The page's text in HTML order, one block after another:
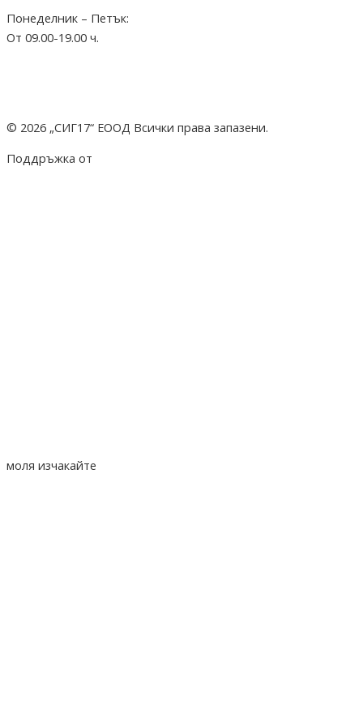
Понеделник – Петък:
От 09.00-19.00 ч.
© 2026 „СИГ17“ ЕООД Всички права запазени.
Поддръжка от
моля изчакайте